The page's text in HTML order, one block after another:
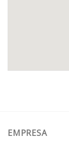
EMPRESA